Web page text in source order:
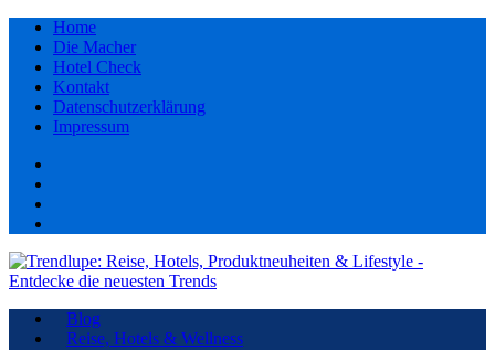
Home
Die Macher
Hotel Check
Kontakt
Datenschutzerklärung
Impressum
Blog
Reise, Hotels & Wellness